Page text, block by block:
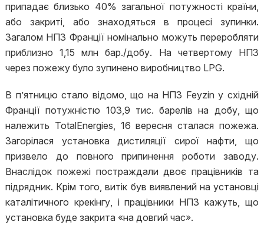
припадає близько 40% загальної потужності країни,
або закриті, або знаходяться в процесі зупинки.
Загалом НПЗ Франції номінально можуть переробляти
приблизно 1,15 млн бар./добу. На четвертому НПЗ
через пожежу було зупинено виробництво LPG.
В п’ятницю стало відомо, що на НПЗ Feyzin у східній
Франції потужністю 103,9 тис. барелів на добу, що
належить TotalEnergies, 16 вересня сталася пожежа.
Загорілася установка дистиляції сирої нафти, що
призвело до повного припинення роботи заводу.
Внаслідок пожежі постраждали двоє працівників та
підрядник. Крім того, витік був виявлений на установці
каталітичного крекінгу, і працівники НПЗ кажуть, що
установка буде закрита «на довгий час».